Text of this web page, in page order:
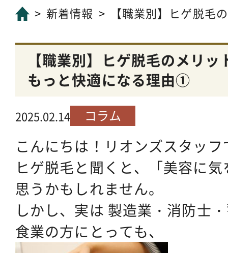
新着情報 【職業別】ヒゲ脱毛
【職業別】ヒゲ脱毛のメリ
もっと快適になる理由①
2025.02.14 コラム
こんにちは！リオンズスタッ
ヒゲ脱毛と聞くと、「美容に
思うかもしれません。
しかし、実は 製造業・消防士
食業の方にとっても、